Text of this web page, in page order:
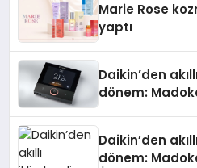
Marie Rose
yaptı
Daikin’den
dönem:
Daikin’den
dönem: